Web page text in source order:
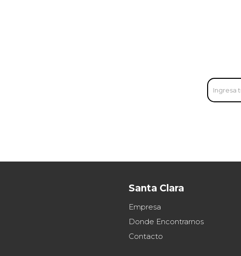
Santa Clara
Empresa
Donde Encontrarnos
Contacto